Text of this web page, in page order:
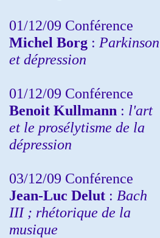
01/12/09 Conférence
Michel Borg : Parkinson
et dépression
01/12/09 Conférence
Benoit Kullmann : l'art
et le prosélytisme de la
dépression
03/12/09 Conférence
Jean-Luc Delut : Bach
III ; rhétorique de la
musique